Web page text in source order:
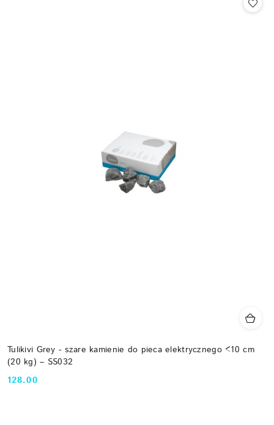
Tulikivi Grey - szare kamienie do pieca elektrycznego <10 cm
(20 kg) – SS032
Cena:
128.00